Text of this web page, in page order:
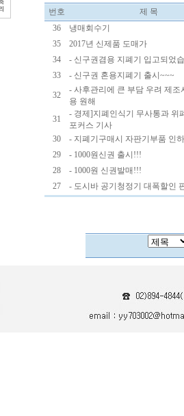
번호
제 목
36
냉매회수기
35
2017년 신제품 도매가
34
- 신구권겸용 지폐기 입고되었
33
- 신구권 혼용지폐기 출시~~~
32
- 사후관리에 큰 부담 우려 제조
용 원해
31
- 경제]지폐인식기 무사통과 위
포커스 기사
30
- 지폐기구매시 자판기부품 인
29
- 1000원신권 출시!!!
28
- 1000원 신권발매!!!
27
- 도시바 공기청정기 대폭할인